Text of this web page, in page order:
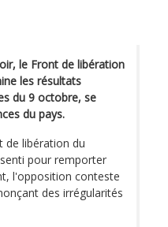
le Front de libération
les résultats
du 9 octobre, se
du pays.
de libération du
pour remporter
l'opposition conteste
des irrégularités